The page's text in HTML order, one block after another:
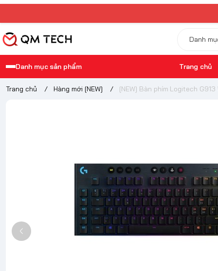
Danh mục sản phẩm Trang chủ
Trang chủ / Hàng mới [NEW] / [NEW] Bàn phím Logitech